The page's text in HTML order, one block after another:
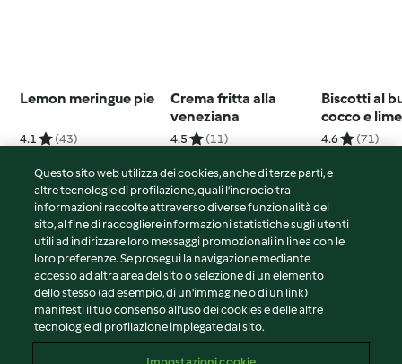
Lemon meringue pie
4.1 (43)
Crema fritta alla
veneziana
4.5 (11)
Biscotti al
cocco e lime
4.6 (71)
© Copyright 2026
Termini del servizio
Informativa sulla privacy
Avvertenze generali
Note legali
Questo sito web utilizza dei cookies, anche di terze parti, e
altre tecnologie di profilazione, quali l’incrocio tra
informazioni raccolte attraverso diverse funzionalità del
sito, al fine di raccogliere informazioni statistiche sugli utenti
utili ad indirizzare loro messaggi promozionali in linea con le
loro preferenze. Se prosegui la navigazione mediante
accesso ad altra area del sito o selezione di un elemento
dello stesso (ad esempio, di un'immagine o di un link)
manifesti il tuo consenso all'uso dei cookies e delle altre
tecnologie di profilazione impiegate dal sito.